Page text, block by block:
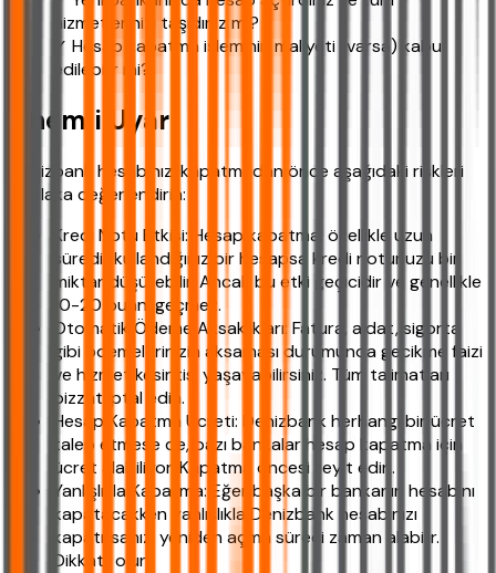
hizmetlerinizi taşıdınız mı?
✓ Hesap kapatma işleminin maliyeti (varsa) kabul
edilebilir mi?
Önemli Uyarı
Denizbank hesabınızı kapatmadan önce aşağıdaki riskleri
mutlaka değerlendirin:
Kredi Notu Etkisi: Hesap kapatma, özellikle uzun
süredir kullandığınız bir hesapsa kredi notunuzu bir
miktar düşürebilir. Ancak bu etki geçicidir ve genellikle
10-20 puanı geçmez.
Otomatik Ödeme Aksaklıkları: Fatura, aidat, sigorta
gibi ödemelerinizin aksaması durumunda gecikme faizi
ve hizmet kesintisi yaşayabilirsiniz. Tüm talimatları
bizzat iptal edin.
Hesap Kapatma Ücreti: Denizbank herhangi bir ücret
talep etmese de, bazı bankalar hesap kapatma için
ücret alabiliyor. Kapatma öncesi teyit edin.
Yanlışlıkla Kapatma: Eğer başka bir bankanın hesabını
kapatacakken yanlışlıkla Denizbank hesabınızı
kapatırsanız, yeniden açma süreci zaman alabilir.
Dikkatli olun.